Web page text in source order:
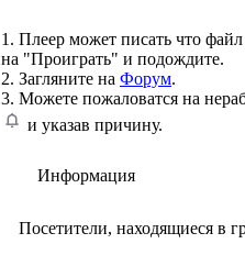
1. Плеер может писать что
на "Проиграть" и подождите.
2. Загляните на Форум.
3. Можете пожаловатся на
и указав причину.
Информация
Посетители, находящиеся в